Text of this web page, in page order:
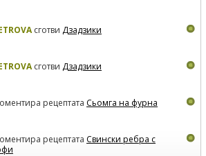
сготви Дзадзики
сготви Дзадзики
рецептата Сьомга на фурна
рецептата Свински ребра с